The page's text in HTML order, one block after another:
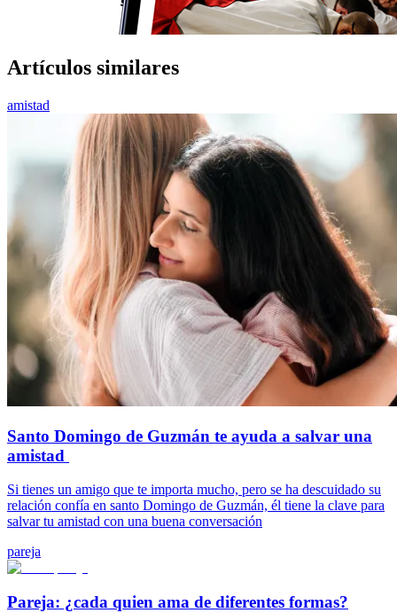
Artículos similares
amistad
Santo Domingo de Guzmán te ayuda a salvar una
amistad
Si tienes un amigo que te importa mucho, pero se ha descuidado su
relación confía en santo Domingo de Guzmán, él tiene la clave para
salvar tu amistad con una buena conversación
pareja
Pareja: ¿cada quien ama de diferentes formas?